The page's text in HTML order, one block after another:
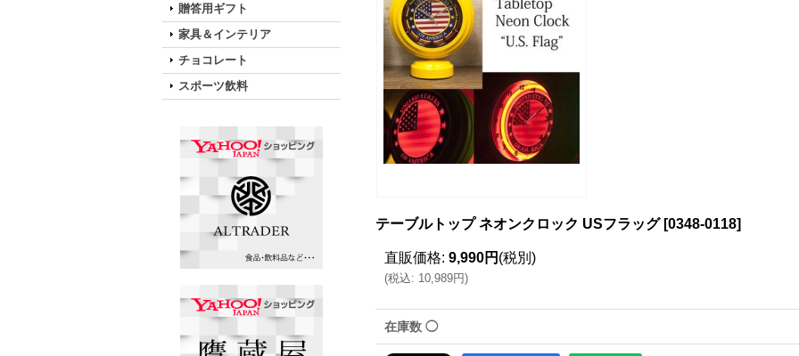
贈答用ギフト
家具＆インテリア
チョコレート
スポーツ飲料
テーブルトップ ネオンクロック USフラッグ [0348-0118]
直販価格: 9,990円 (税別)
(税込: 10,989円)
在庫数 ◯